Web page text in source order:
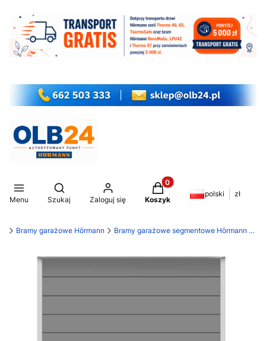
Menu
Otwórz wyszukiwarkę
Szukaj Zaloguj się
Produkty w koszyku: 0.
Koszyk
polski zł
Bramy garażowe Hörmann Bramy garażowe segmentowe Hörmann RenoMatic